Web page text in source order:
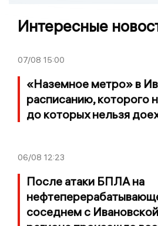
Интересные
07/08 15:00
«Наземное метро» в
расписанию, которого
до которых нельзя
06/08 12:23
После атаки БПЛА на
соседнем с